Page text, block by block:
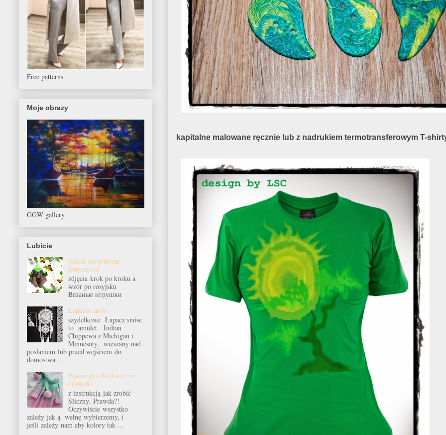
kapitalne malowane ręcznie lub z nadrukiem termotransferowym T-
Free patterns
Moje obrazy
GGW gallery
Lubicie
Skrzat szydełkiem -
fototutorial
zdjęcia krok po kroku a
wzór po rosyjsku
Bязаные игрушки
Łapacze snów
szydełkowe Łapacz snów,
to amulet Indian
Chippewa z Michigan i
Minnesoty, wieszany nad
posłaniem lub przed wejściem do
domostwa....
Płaszczyki dla dzieci na
drutach
z instrukcją jak zrobić
Śliczny. Prawda?!
Oczywiście wszystko
zależy jak ą wełnę wybierzemy, i
jeśli zależy nam aby kolory tak ...